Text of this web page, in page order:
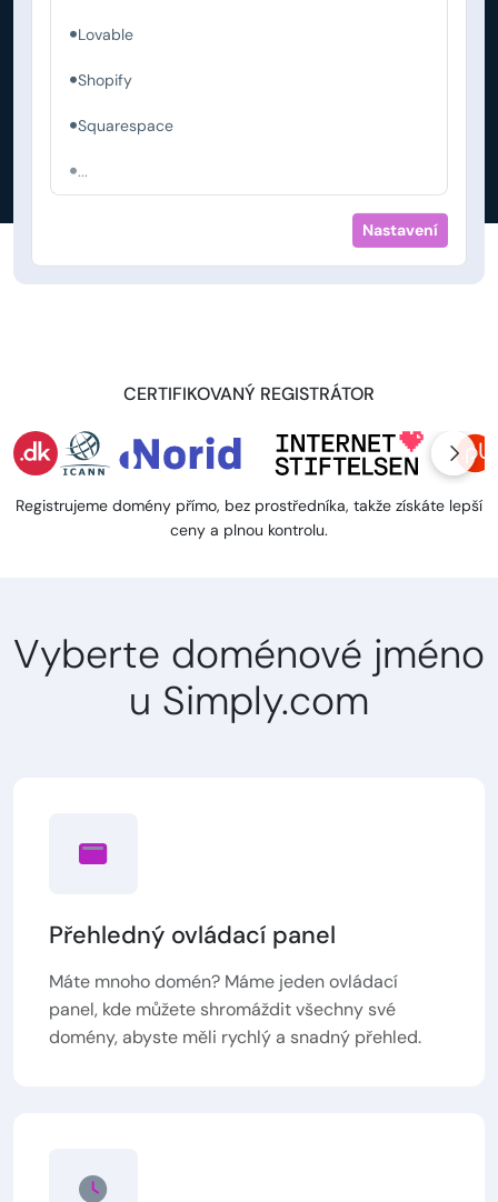
Lovable
Shopify
Squarespace
...
Nastavení
CERTIFIKOVANÝ REGISTRÁTOR
Registrujeme domény přímo, bez prostředníka, takže získáte lepší
ceny a plnou kontrolu.
Vyberte doménové jméno
u Simply.com
Přehledný ovládací panel
Máte mnoho domén? Máme jeden ovládací
panel, kde můžete shromáždit všechny své
domény, abyste měli rychlý a snadný přehled.